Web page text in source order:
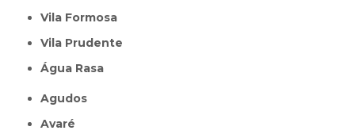
Vila Formosa
Vila Prudente
Água Rasa
Agudos
Avaré